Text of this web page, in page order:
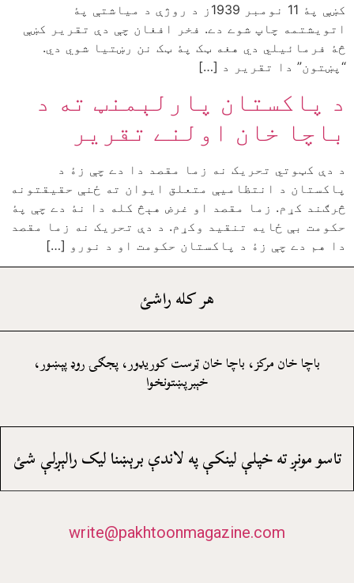
کښې پۀ 11 نومبر 1939ز د روژې د مياشتې پۀ
اتويشتمه چاپ شوے دے. فخر افغان چې دې تقرير کښې
څۀ فرمائيلي دي هغه ټک پۀ ټک نن رښتيا شوي دي.
“پښتون” دا تقرير د […]
د پاکستان پارلېمنټ ته د
باچا خان اولنے تقرير
د دې کټوتي تحريک نه زما مقصد دا دے چې زۀ د
پاکستان د انتظاميې متعلق ايوان ته ځنې حقيقتونه
څرګند کړم. زما مقصد او غرض هېڅ کله دا نۀ دے چې پۀ
حکومت بې ځايه تنقيد وکړم. د دې تحريک نه زما مقصد
دا هم دے چې زۀ د پاکستان حکومت او د نورو […]
هر کله راشئ
باچا خان مرکز، باچا خان ټرست کوريډور، پجګۍ روډ پېښور،
خېبرپښتونخوا
تاسو مونږ ته خپلې لينکې په لاندې برېښنا ليک رالېږلې شئ
write@pakhtoonmagazine.com